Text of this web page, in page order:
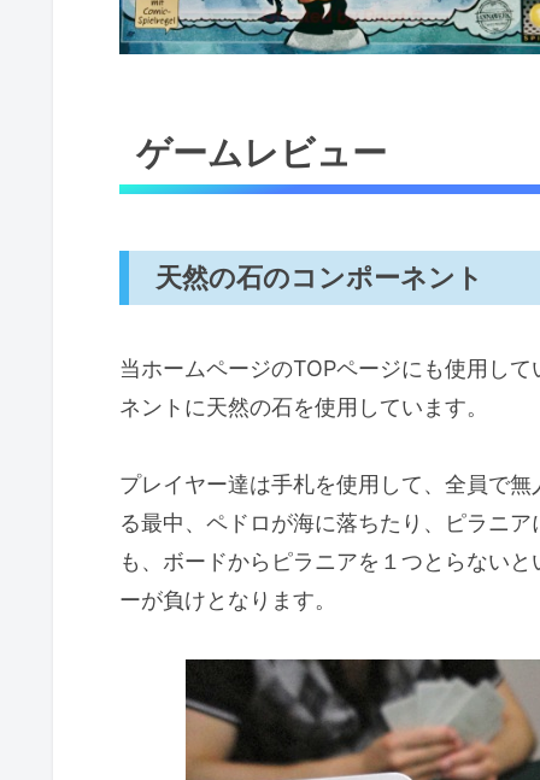
ゲームレビュー
天然の石のコンポーネント
当ホームページのTOPページにも使用し
ネントに天然の石を使用しています。
プレイヤー達は手札を使用して、全員で
る最中、ペドロが海に落ちたり、ピラニ
も、ボードからピラニアを１つとらない
ーが負けとなります。